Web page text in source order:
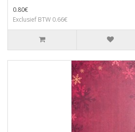
0.80€
Exclusief BTW 0.66€